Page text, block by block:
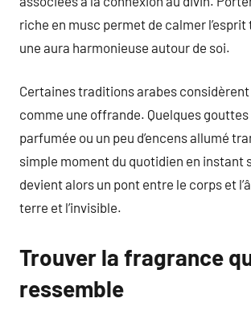
riche en musc permet de calmer
une aura harmonieuse autour de soi.
Certaines traditions arabes
comme une offrande. Quelques gouttes
parfumée ou un peu d’encens allumé
simple moment du quotidien en instant
devient alors un pont entre le corps et
terre et l’invisible.
Trouver la fragrance
ressemble